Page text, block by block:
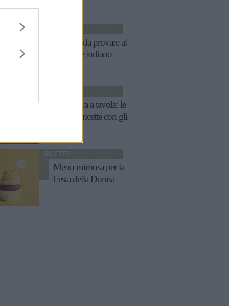
10 piatti da provare al
ristorante indiano
Primavera a tavola: le
migliori ricette con gli
RICETTE
Menu mimosa per la
Festa della Donna